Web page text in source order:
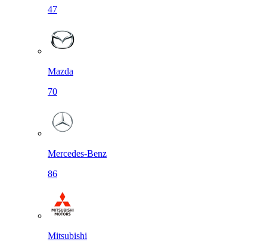
47
Mazda
70
Mercedes-Benz
86
Mitsubishi